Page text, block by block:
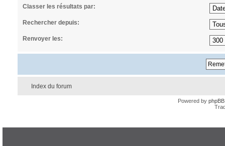
Classer les résultats par:
Rechercher depuis:
Renvoyer les:
Index du forum
Powered by phpBB